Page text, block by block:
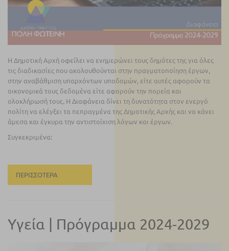
Η Δημοτική Αρχή οφείλει να ενημερώνει τους δημότες της για όλες
τις διαδικασίες που ακολουθούνται στην πραγματοποίηση έργων,
στην αναβάθμιση υπαρχόντων υποδομών, είτε αυτές αφορούν τα
οικονομικά τους δεδομένα είτε αφορούν την πορεία και
ολοκλήρωσή τους. Η Διαφάνεια δίνει τη δυνατότητα στον ενεργό
πολίτη να ελέγξει τα πεπραγμένα της Δημοτικής Αρχής και να κάνει
άμεσα και έγκυρα την αντιστοίχιση λόγων και έργων.
Συγκεκριμένα:
ΠΕΡΙΣΣΌΤΕΡΑ
Υγεία | Πρόγραμμα 2024-2029